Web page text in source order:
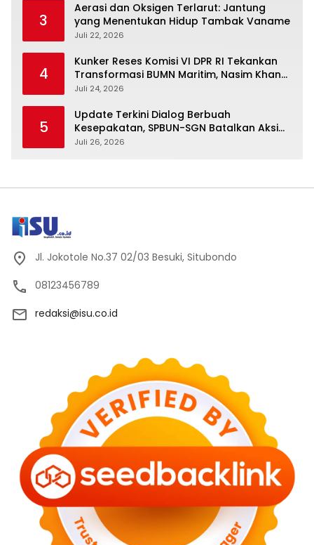
3
Aerasi dan Oksigen Terlarut: Jantung
yang Menentukan Hidup Tambak Vaname
Juli 22, 2026
4
Kunker Reses Komisi VI DPR RI Tekankan
Transformasi BUMN Maritim, Nasim Khan
Kawal Penguatan Sektor Laut
Juli 24, 2026
5
Update Terkini Dialog Berbuah
Kesepakatan, SPBUN-SGN Batalkan Aksi
Nasional Setelah Holding Penuhi Sejumlah
Juli 26, 2026
Jl. Jokotole No.37 02/03 Besuki, Situbondo
08123456789
redaksi@isu.co.id